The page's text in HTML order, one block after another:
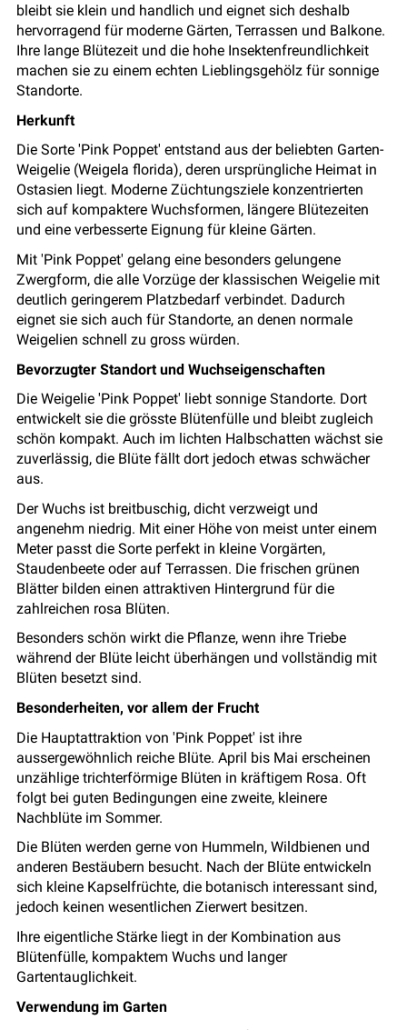
bleibt sie klein und handlich und eignet sich deshalb
hervorragend für moderne Gärten, Terrassen und Balkone.
Ihre lange Blütezeit und die hohe Insektenfreundlichkeit
machen sie zu einem echten Lieblingsgehölz für sonnige
Standorte.
Herkunft
Die Sorte 'Pink Poppet' entstand aus der beliebten Garten-
Weigelie (Weigela florida), deren ursprüngliche Heimat in
Ostasien liegt. Moderne Züchtungsziele konzentrierten
sich auf kompaktere Wuchsformen, längere Blütezeiten
und eine verbesserte Eignung für kleine Gärten.
Mit 'Pink Poppet' gelang eine besonders gelungene
Zwergform, die alle Vorzüge der klassischen Weigelie mit
deutlich geringerem Platzbedarf verbindet. Dadurch
eignet sie sich auch für Standorte, an denen normale
Weigelien schnell zu gross würden.
Bevorzugter Standort und Wuchseigenschaften
Die Weigelie 'Pink Poppet' liebt sonnige Standorte. Dort
entwickelt sie die grösste Blütenfülle und bleibt zugleich
schön kompakt. Auch im lichten Halbschatten wächst sie
zuverlässig, die Blüte fällt dort jedoch etwas schwächer
aus.
Der Wuchs ist breitbuschig, dicht verzweigt und
angenehm niedrig. Mit einer Höhe von meist unter einem
Meter passt die Sorte perfekt in kleine Vorgärten,
Staudenbeete oder auf Terrassen. Die frischen grünen
Blätter bilden einen attraktiven Hintergrund für die
zahlreichen rosa Blüten.
Besonders schön wirkt die Pflanze, wenn ihre Triebe
während der Blüte leicht überhängen und vollständig mit
Blüten besetzt sind.
Besonderheiten, vor allem der Frucht
Die Hauptattraktion von 'Pink Poppet' ist ihre
aussergewöhnlich reiche Blüte. April bis Mai erscheinen
unzählige trichterförmige Blüten in kräftigem Rosa. Oft
folgt bei guten Bedingungen eine zweite, kleinere
Nachblüte im Sommer.
Die Blüten werden gerne von Hummeln, Wildbienen und
anderen Bestäubern besucht. Nach der Blüte entwickeln
sich kleine Kapselfrüchte, die botanisch interessant sind,
jedoch keinen wesentlichen Zierwert besitzen.
Ihre eigentliche Stärke liegt in der Kombination aus
Blütenfülle, kompaktem Wuchs und langer
Gartentauglichkeit.
Verwendung im Garten